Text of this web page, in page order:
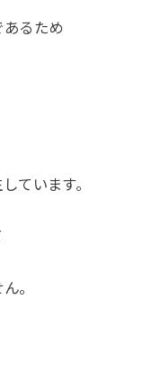
るため
ています。
。